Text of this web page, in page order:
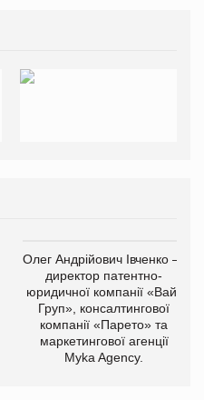
Олег Андрійович Івченко —
директор патентно-
юридичної компанії «Вайз
Груп», консалтингової
компанії «Парето» та
маркетингової агенції
Myka Agency.